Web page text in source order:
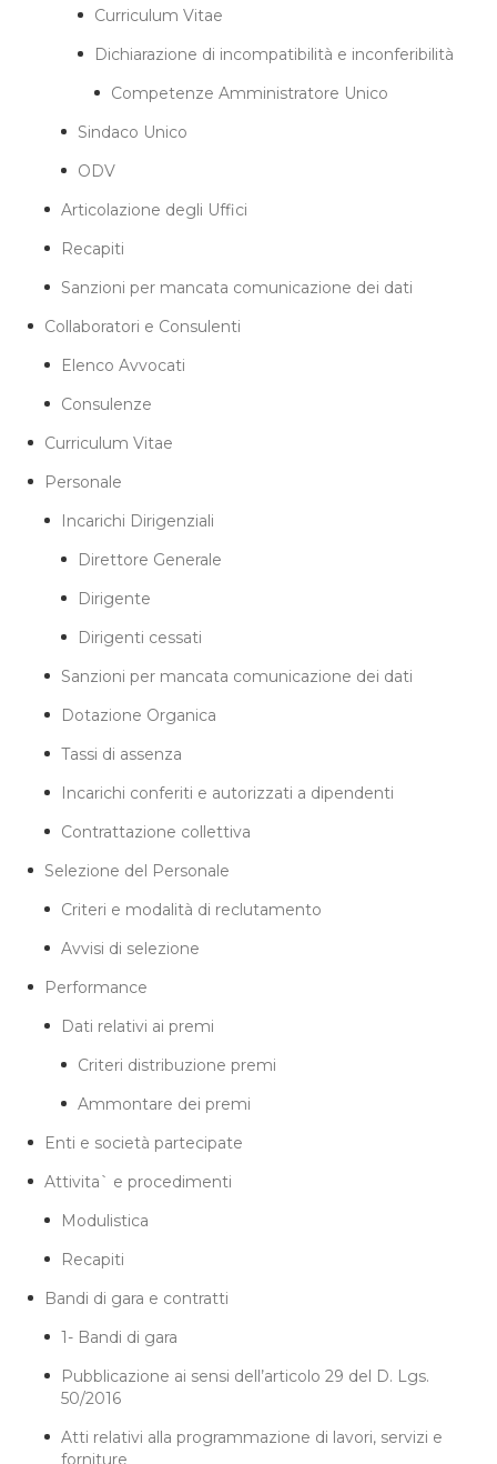
Curriculum Vitae
Dichiarazione di incompatibilità e inconferibilità
Competenze Amministratore Unico
Sindaco Unico
ODV
Articolazione degli Uffici
Recapiti
Sanzioni per mancata comunicazione dei dati
Collaboratori e Consulenti
Elenco Avvocati
Consulenze
Curriculum Vitae
Personale
Incarichi Dirigenziali
Direttore Generale
Dirigente
Dirigenti cessati
Sanzioni per mancata comunicazione dei dati
Dotazione Organica
Tassi di assenza
Incarichi conferiti e autorizzati a dipendenti
Contrattazione collettiva
Selezione del Personale
Criteri e modalità di reclutamento
Avvisi di selezione
Performance
Dati relativi ai premi
Criteri distribuzione premi
Ammontare dei premi
Enti e società partecipate
Attivita` e procedimenti
Modulistica
Recapiti
Bandi di gara e contratti
1- Bandi di gara
Pubblicazione ai sensi dell’articolo 29 del D. Lgs.
50/2016
Atti relativi alla programmazione di lavori, servizi e
forniture